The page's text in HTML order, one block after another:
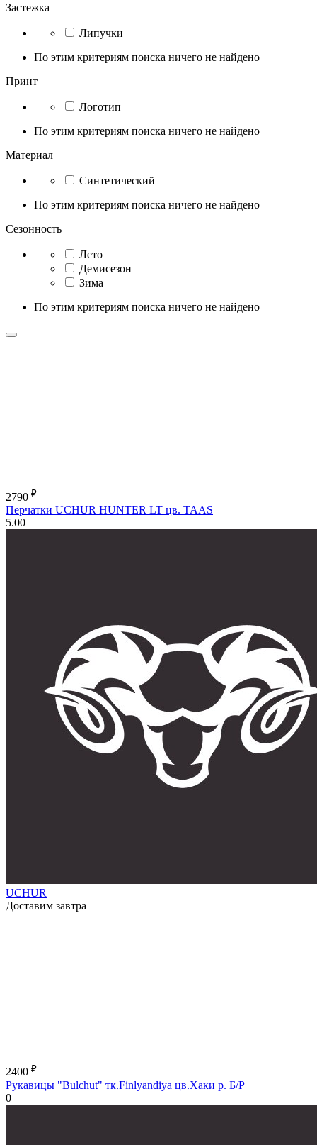
Застежка
Липучки
По этим критериям поиска ничего не найдено
Принт
Логотип
По этим критериям поиска ничего не найдено
Материал
Синтетический
По этим критериям поиска ничего не найдено
Сезонность
Лето
Демисезон
Зима
По этим критериям поиска ничего не найдено
2790 ₽
Перчатки UCHUR HUNTER LT цв. TAAS
5.00
UCHUR
Доставим завтра
2400 ₽
Рукавицы "Bulchut" тк.Finlyandiya цв.Хаки р. Б/Р
0